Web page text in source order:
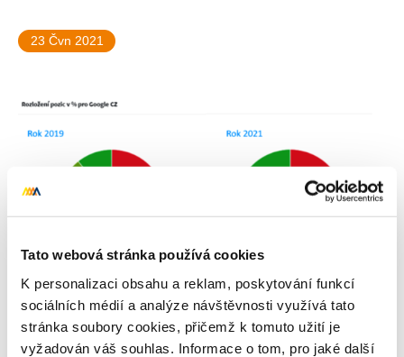
Tato webová stránka používá cookies
K personalizaci obsahu a reklam, poskytování funkcí
sociálních médií a analýze návštěvnosti využívá tato
stránka soubory cookies, přičemž k tomuto užití je
vyžadován váš souhlas. Informace o tom, pro jaké další
23 Čvn 2021